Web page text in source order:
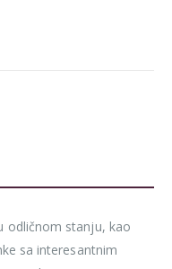
odličnom stanju, kao
sa interesantnim